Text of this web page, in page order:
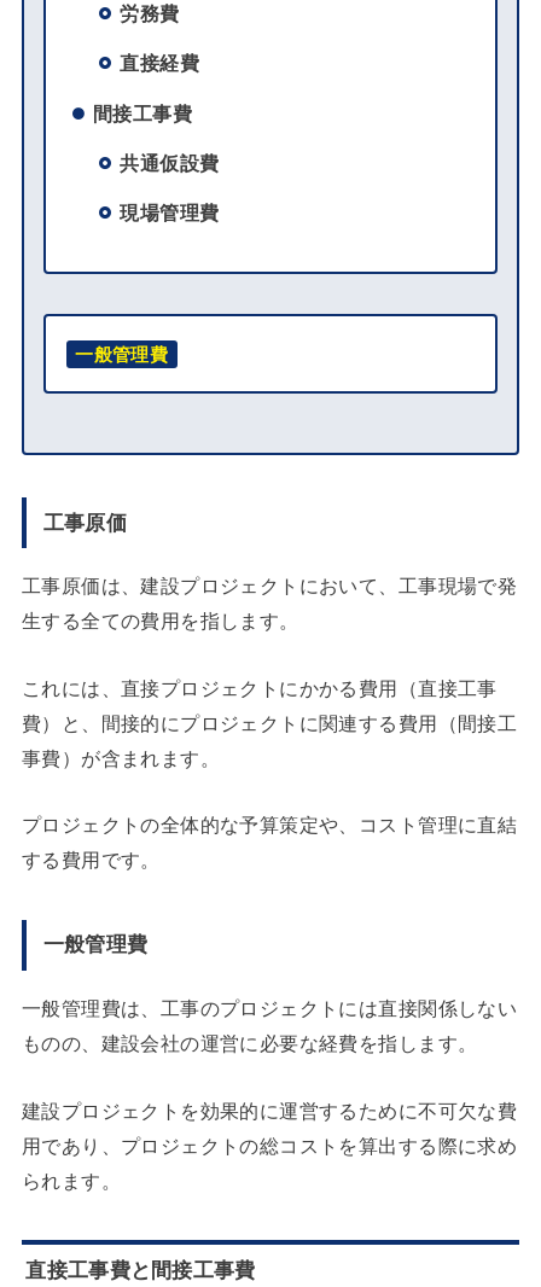
労務費
直接経費
間接工事費
共通仮設費
現場管理費
一般管理費
工事原価
工事原価は、建設プロジェクトにおいて、工事現場で発
生する全ての費用を指します。
これには、直接プロジェクトにかかる費用（直接工事
費）と、間接的にプロジェクトに関連する費用（間接工
事費）が含まれます。
プロジェクトの全体的な予算策定や、コスト管理に直結
する費用です。
一般管理費
一般管理費は、工事のプロジェクトには直接関係しない
ものの、建設会社の運営に必要な経費を指します。
建設プロジェクトを効果的に運営するために不可欠な費
用であり、プロジェクトの総コストを算出する際に求め
られます。
直接工事費と間接工事費